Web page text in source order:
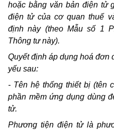
hoặc bằng văn bản điện tử
điện tử của cơ quan thuế
định này (theo Mẫu số 1
Thông tư này).
Quyết định áp dụng hoá đơn
yếu sau:
- Tên hệ thống thiết bị (tên
phần mềm ứng dụng dùng
tử.
Phương tiện điện tử là